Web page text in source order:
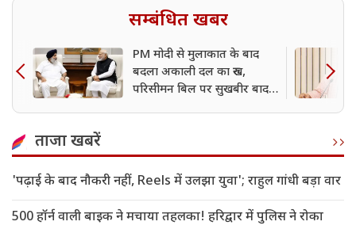
सम्बंधित खबर
PM मोदी से मुलाकात के बाद
बदला अकाली दल का रुख,
परिसीमन बिल पर सुखबीर बादल
ताजा खबरें
'पढ़ाई के बाद नौकरी नहीं, Reels में उलझा युवा'; राहुल गांधी बड़ा वार
500 हॉर्न वाली बाइक ने मचाया तहलका! हरिद्वार में पुलिस ने रोका